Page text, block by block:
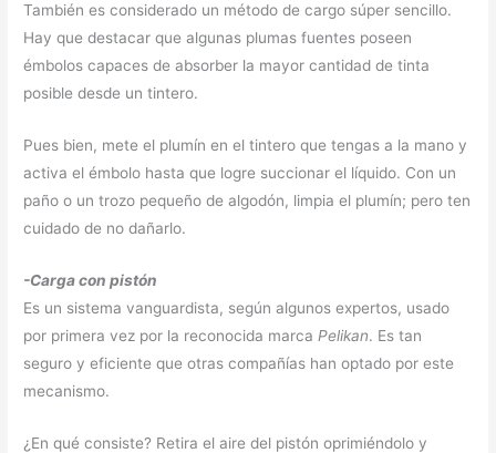
También es considerado un método de cargo súper sencillo.
Hay que destacar que algunas plumas fuentes poseen
émbolos capaces de absorber la mayor cantidad de tinta
posible desde un tintero.
Pues bien, mete el plumín en el tintero que tengas a la mano y
activa el émbolo hasta que logre succionar el líquido. Con un
paño o un trozo pequeño de algodón, limpia el plumín; pero ten
cuidado de no dañarlo.
-Carga con pistón
Es un sistema vanguardista, según algunos expertos, usado
por primera vez por la reconocida marca Pelikan. Es tan
seguro y eficiente que otras compañías han optado por este
mecanismo.
¿En qué consiste? Retira el aire del pistón oprimiéndolo y